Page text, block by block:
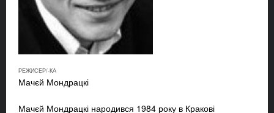
РЕЖИСЕР/-КА
Мачєй Мондрацкі
Мачєй Мондрацкі народився 1984 року в Кракові